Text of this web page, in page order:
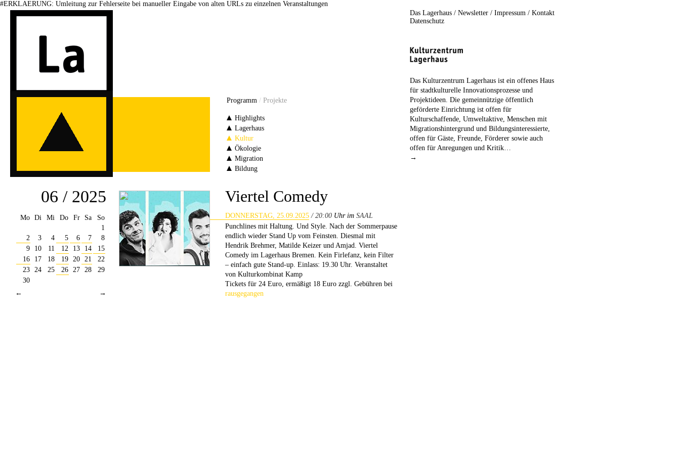
Das Lagerhaus / Newsletter / Impressum / Kontakt
Datenschutz
06 / 2025
Mo Di Mi Do Fr Sa
So
1
2
3 4 5 6 7
8
9
10 11 12 13 14
15
16
17 18 19 20 21
22
23 24 25 26 27 28
29
30
←
→
Programm / Projekte
Das Kulturzentrum Lagerhaus ist ein offenes Haus
für stadtkulturelle Innovationsprozesse und
Projektideen. Die gemeinnützige öffentlich
geförderte Einrichtung ist offen für
Kulturschaffende, Umweltaktive, Menschen mit
Migrationshintergrund und Bildungsinteressierte,
offen für Gäste, Freunde, Förderer sowie auch
offen für Anregungen und Kritik…
→
Highlights
Lagerhaus
Kultur
Ökologie
Migration
Bildung
#ERKLAERUNG: Umleitung zur Fehlerseite bei manueller Eingabe von alten URLs zu einzelnen Veranstaltungen
Viertel Comedy
DONNERSTAG, 25.09.2025 / 20:00 Uhr im SAAL
Punchlines mit Haltung. Und Style. Nach der Sommerpause
endlich wieder Stand Up vom Feinsten. Diesmal mit
Hendrik Brehmer, Matilde Keizer und Amjad. Viertel
Comedy im Lagerhaus Bremen. Kein Firlefanz, kein Filter
– einfach gute Stand-up. Einlass: 19.30 Uhr. Veranstaltet
von Kulturkombinat Kamp
Tickets für 24 Euro, ermäßigt 18 Euro zzgl. Gebühren bei
rausgegangen